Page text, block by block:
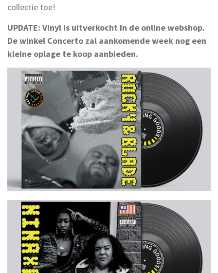
collectie toe!
UPDATE: Vinyl is uitverkocht in de online webshop.
De winkel Concerto zal aankomende week nog een
kleine oplage te koop aanbieden.